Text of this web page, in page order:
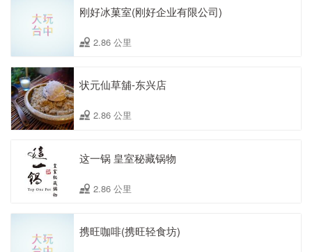
刚好冰菓室(刚好企业有限公司)
2.86 公里
状元仙草舖-东兴店
2.86 公里
这一锅 皇室秘藏锅物
2.86 公里
携旺咖啡(携旺轻食坊)